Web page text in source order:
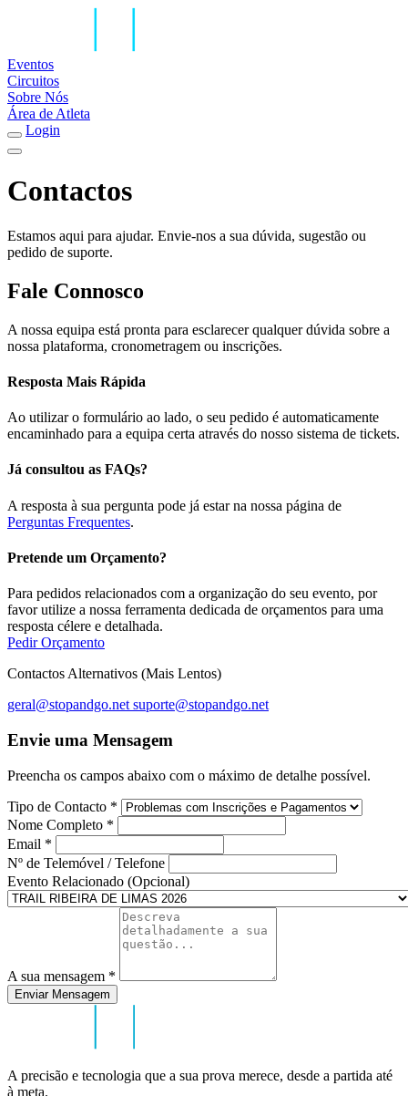
Eventos
Circuitos
Sobre Nós
Área de Atleta
Login
Contactos
Estamos aqui para ajudar. Envie-nos a sua dúvida, sugestão ou
pedido de suporte.
Fale Connosco
A nossa equipa está pronta para esclarecer qualquer dúvida sobre a
nossa plataforma, cronometragem ou inscrições.
Resposta Mais Rápida
Ao utilizar o formulário ao lado, o seu pedido é automaticamente
encaminhado para a equipa certa através do nosso sistema de tickets.
Já consultou as FAQs?
A resposta à sua pergunta pode já estar na nossa página de
Perguntas Frequentes.
Pretende um Orçamento?
Para pedidos relacionados com a organização do seu evento, por
favor utilize a nossa ferramenta dedicada de orçamentos para uma
resposta célere e detalhada.
Pedir Orçamento
Contactos Alternativos (Mais Lentos)
geral@stopandgo.net suporte@stopandgo.net
Envie uma Mensagem
Preencha os campos abaixo com o máximo de detalhe possível.
Tipo de Contacto *
Nome Completo *
Email *
Nº de Telemóvel / Telefone
Evento Relacionado (Opcional)
A sua mensagem *
Enviar Mensagem
A precisão e tecnologia que a sua prova merece, desde a partida até
à meta.